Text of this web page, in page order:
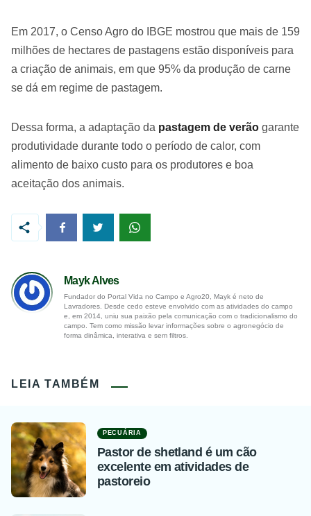
Em 2017, o Censo Agro do IBGE mostrou que mais de 159
milhões de hectares de pastagens estão disponíveis para
a criação de animais, em que 95% da produção de carne
se dá em regime de pastagem.
Dessa forma, a adaptação da pastagem de verão garante
produtividade durante todo o período de calor, com
alimento de baixo custo para os produtores e boa
aceitação dos animais.
Mayk Alves
Fundador do Portal Vida no Campo e Agro20, Mayk é neto de
Lavradores. Desde cedo esteve envolvido com as atividades do campo
e, em 2014, uniu sua paixão pela comunicação com o tradicionalismo do
campo. Tem como missão levar informações sobre o agronegócio de
forma dinâmica, interativa e sem filtros.
LEIA TAMBÉM
PECUÁRIA
Pastor de shetland é um cão
excelente em atividades de
pastoreio